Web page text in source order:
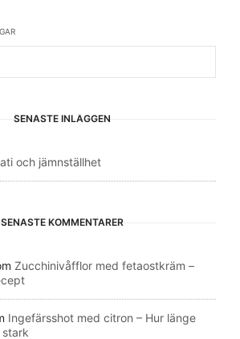
SENASTE INLÄGGEN
och jämnställhet
SENASTE KOMMENTARER
Zucchinivåfflor med fetaostkräm –
Ingefärsshot med citron – Hur länge
stark